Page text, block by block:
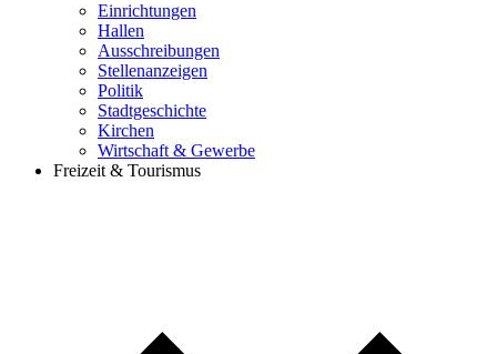
Einrichtungen
Hallen
Ausschreibungen
Stellenanzeigen
Politik
Stadtgeschichte
Kirchen
Wirtschaft & Gewerbe
Freizeit & Tourismus